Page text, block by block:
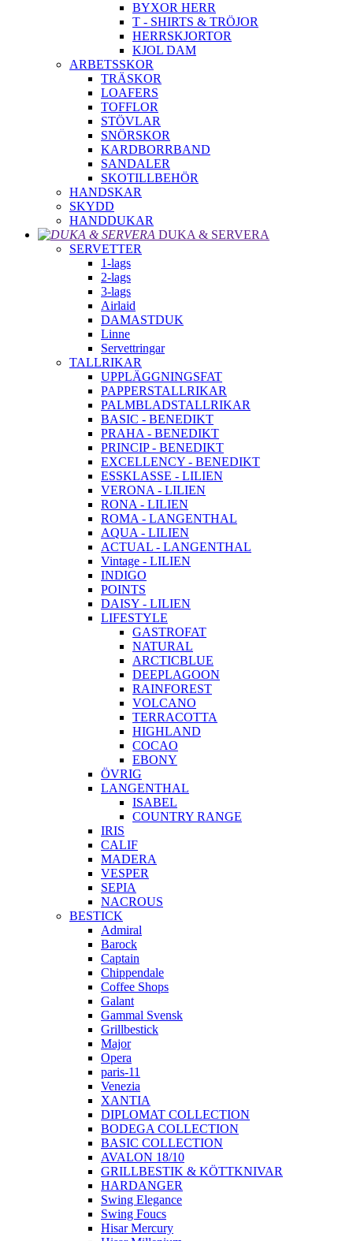
BYXOR HERR
T - SHIRTS & TRÖJOR
HERRSKJORTOR
KJOL DAM
ARBETSSKOR
TRÄSKOR
LOAFERS
TOFFLOR
STÖVLAR
SNÖRSKOR
KARDBORRBAND
SANDALER
SKOTILLBEHÖR
HANDSKAR
SKYDD
HANDDUKAR
DUKA & SERVERA
SERVETTER
1-lags
2-lags
3-lags
Airlaid
DAMASTDUK
Linne
Servettringar
TALLRIKAR
UPPLÄGGNINGSFAT
PAPPERSTALLRIKAR
PALMBLADSTALLRIKAR
BASIC - BENEDIKT
PRAHA - BENEDIKT
PRINCIP - BENEDIKT
EXCELLENCY - BENEDIKT
ESSKLASSE - LILIEN
VERONA - LILIEN
RONA - LILIEN
ROMA - LANGENTHAL
AQUA - LILIEN
ACTUAL - LANGENTHAL
Vintage - LILIEN
INDIGO
POINTS
DAISY - LILIEN
LIFESTYLE
GASTROFAT
NATURAL
ARCTICBLUE
DEEPLAGOON
RAINFOREST
VOLCANO
TERRACOTTA
HIGHLAND
COCAO
EBONY
ÖVRIG
LANGENTHAL
ISABEL
COUNTRY RANGE
IRIS
CALIF
MADERA
VESPER
SEPIA
NACROUS
BESTICK
Admiral
Barock
Captain
Chippendale
Coffee Shops
Galant
Gammal Svensk
Grillbestick
Major
Opera
paris-11
Venezia
XANTIA
DIPLOMAT COLLECTION
BODEGA COLLECTION
BASIC COLLECTION
AVALON 18/10
GRILLBESTIK & KÖTTKNIVAR
HARDANGER
Swing Elegance
Swing Foucs
Hisar Mercury